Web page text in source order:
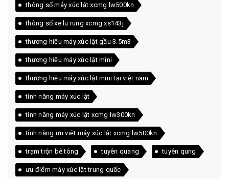
thông số máy xúc lật xcmg lw500kn
thông số xe lu rung xcmg xs143j
thương hiệu máy xúc lật gầu 3.5m3
thương hiệu máy xúc lật mini
thương hiệu máy xúc lật mini tại việt nam
tính năng máy xúc lật
tính năng máy xúc lật xcmg lw300kn
tính năng ưu việt máy xúc lật xcmg lw500kn
trạm trộn bê tông tuyên quang tuyên qung
ưu điểm máy xúc lật trung quốc